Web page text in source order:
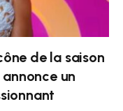
de la saison
un